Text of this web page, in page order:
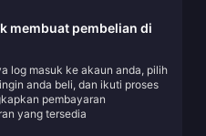
membuat pembelian di
log masuk ke akaun anda, pilih
anda beli, dan ikuti proses
pembayaran
yang tersedia